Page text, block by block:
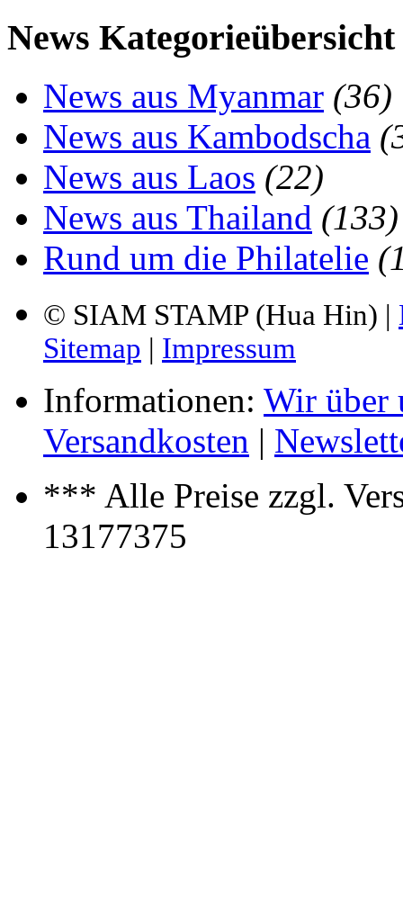
News Kategorieübersicht
News aus Myanmar (36)
News aus Kambodscha
News aus Laos (22)
News aus Thailand (133)
Rund um die Philatelie
© SIAM STAMP (Hua Hin) |
Sitemap | Impressum
Informationen: Wir über
Versandkosten |
*** Alle Preise zzgl.
13177375